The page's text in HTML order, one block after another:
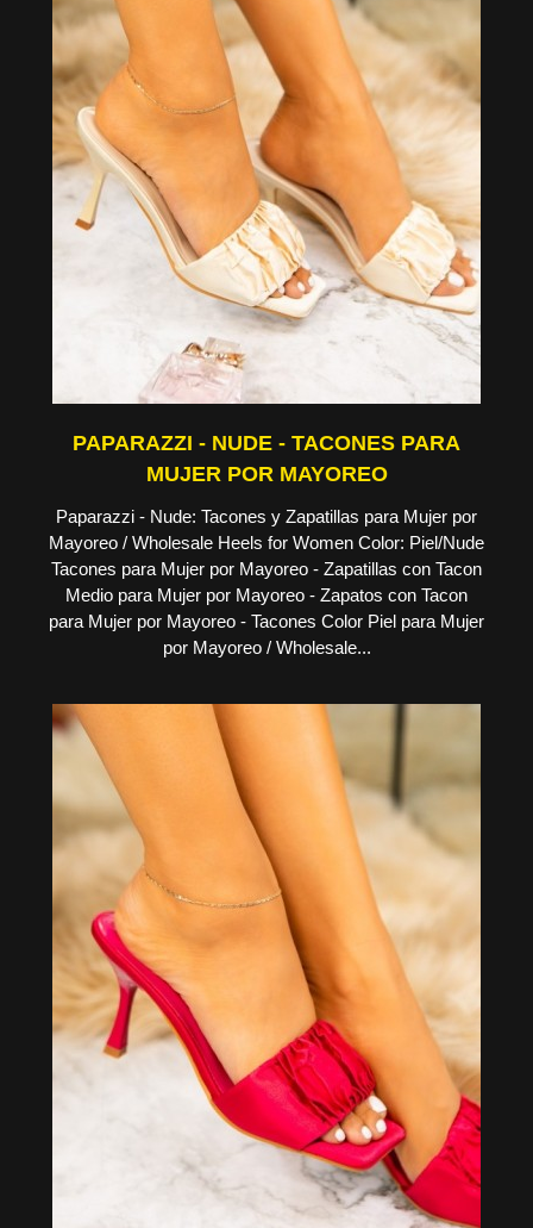
PAPARAZZI - NUDE - TACONES PARA
MUJER POR MAYOREO
Paparazzi - Nude: Tacones y Zapatillas para Mujer por
Mayoreo / Wholesale Heels for Women Color: Piel/Nude
Tacones para Mujer por Mayoreo - Zapatillas con Tacon
Medio para Mujer por Mayoreo - Zapatos con Tacon
para Mujer por Mayoreo - Tacones Color Piel para Mujer
por Mayoreo / Wholesale...